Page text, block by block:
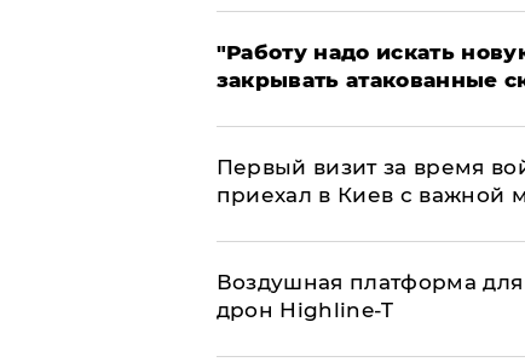
"Работу надо искать
закрывать атакованные
Первый визит за время
приехал в Киев с важной
Воздушная платформа
дрон Highline-T